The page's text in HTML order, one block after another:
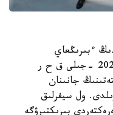
ءبىرىڭعاي
مەملەكەتتىك جۇيەسى نەگىز بولدى. 2023 -جىلى ق ح ر
جانىنان
ول سيفرلىق